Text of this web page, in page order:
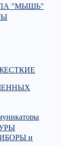
"МЫШЬ"
и